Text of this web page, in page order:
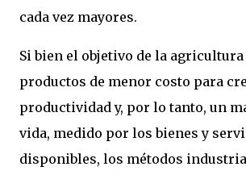
cada vez mayores.
Si bien el objetivo de la
productos de menor costo para
productividad y, por lo tanto, un
vida, medido por los bienes y
disponibles, los métodos